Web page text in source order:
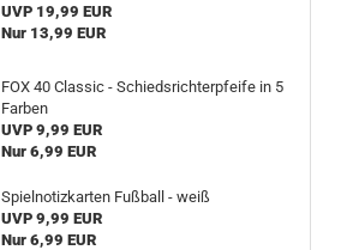
UVP 19,99 EUR
Nur 13,99 EUR
FOX 40 Classic - Schiedsrichterpfeife in 5
Farben
UVP 9,99 EUR
Nur 6,99 EUR
Spielnotizkarten Fußball - weiß
UVP 9,99 EUR
Nur 6,99 EUR